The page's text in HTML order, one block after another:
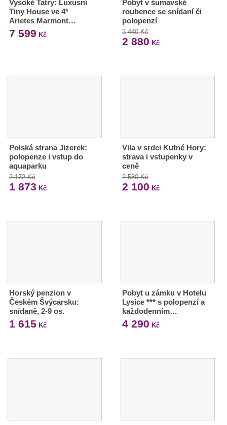
Vysoké Tatry: Luxusní
Tiny House ve 4*
Arietes Marmont…
7 599 Kč
Pobyt v šumavské
roubence se snídaní či
polopenzí
3 440 Kč
2 880 Kč
Polská strana Jizerek:
polopenze i vstup do
aquaparku
2 172 Kč
1 873 Kč
Vila v srdci Kutné Hory:
strava i vstupenky v
ceně
2 580 Kč
2 100 Kč
Horský penzion v
Českém Švýcarsku:
snídaně, 2-9 os.
1 615 Kč
Pobyt u zámku v Hotelu
Lysice *** s polopenzí a
každodenním…
4 290 Kč